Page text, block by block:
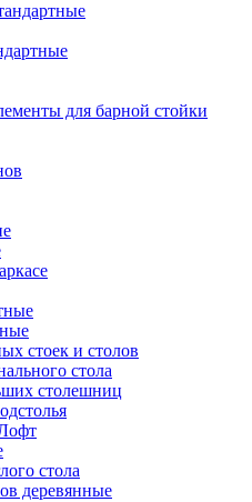
для барной стойки
стоек и столов
стола
столешниц
стола
деревянные